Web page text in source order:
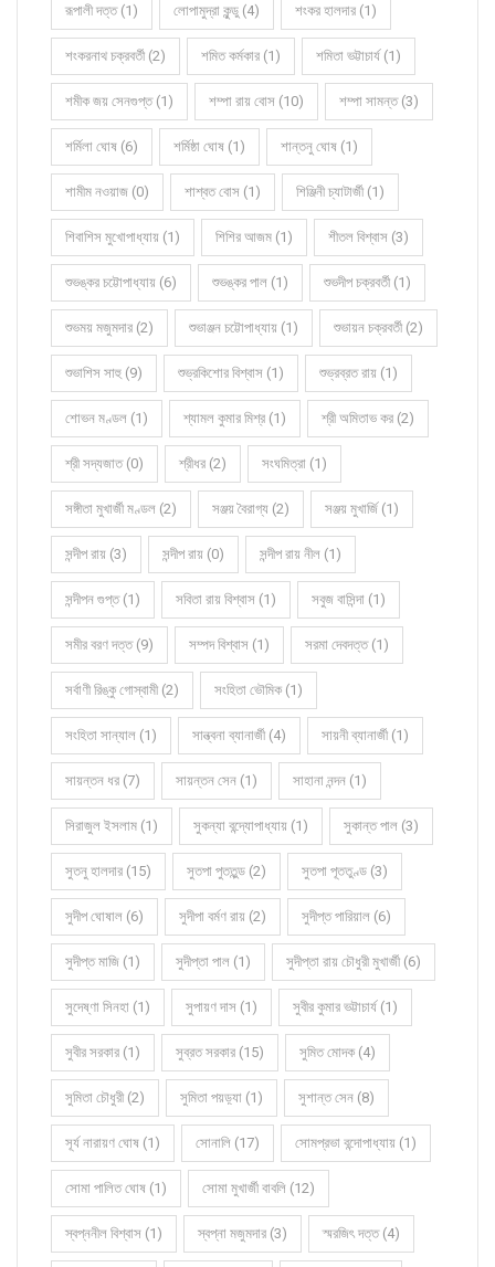
রূপালী দত্ত (1) লোপামুদ্রা কুন্ডু (4) শংকর হালদার (1)
শংকরনাথ চক্রবর্তী (2) শমিত কর্মকার (1) শমিতা ভট্টাচার্য (1)
শমীক জয় সেনগুপ্ত (1) শম্পা রায় বোস (10) শম্পা সামন্ত (3)
শর্মিলা ঘোষ (6) শর্মিষ্ঠা ঘোষ (1) শান্তনু ঘোষ (1)
শামীম নওয়াজ (0) শাশ্বত বোস (1) শিঞ্জিনী চ্যাটার্জী (1)
শিবাশিস মুখোপাধ্যায় (1) শিশির আজম (1) শীতল বিশ্বাস (3)
শুভঙ্কর চট্টোপাধ্যায় (6) শুভঙ্কর পাল (1) শুভদীপ চক্রবর্তী (1)
শুভময় মজুমদার (2) শুভাঞ্জন চট্টোপাধ্যায় (1) শুভায়ন চক্রবর্তী (2)
শুভাশিস সাহু (9) শুভ্রকিশোর বিশ্বাস (1) শুভ্রব্রত রায় (1)
শোভন মণ্ডল (1) শ্যামল কুমার মিশ্র (1) শ্রী অমিতাভ কর (2)
শ্রী সদ্যজাত (0) শ্রীধর (2) সংঘমিত্রা (1)
সঙ্গীতা মুখার্জী মণ্ডল (2) সঞ্জয় বৈরাগ্য (2) সঞ্জয় মুখার্জি (1)
সন্দীপ রায় (3) সন্দীপ রায় (0) সন্দীপ রায় নীল (1)
সন্দীপন গুপ্ত (1) সবিতা রায় বিশ্বাস (1) সবুজ বাসিন্দা (1)
সমীর বরণ দত্ত (9) সম্পদ বিশ্বাস (1) সরমা দেবদত্ত (1)
সর্বাণী রিঙ্কু গোস্বামী (2) সংহিতা ভৌমিক (1)
সংহিতা সান্যাল (1) সান্ত্বনা ব্যানার্জী (4) সায়নী ব্যানার্জী (1)
সায়ন্তন ধর (7) সায়ন্তন সেন (1) সাহানা নন্দন (1)
সিরাজুল ইসলাম (1) সুকন্যা বন্দ্যোপাধ্যায় (1) সুকান্ত পাল (3)
সুতনু হালদার (15) সুতপা পুততুন্ড (2) সুতপা পূততুণ্ড (3)
সুদীপ ঘোষাল (6) সুদীপা বর্মণ রায় (2) সুদীপ্ত পারিয়াল (6)
সুদীপ্ত মাজি (1) সুদীপ্তা পাল (1) সুদীপ্তা রায় চৌধুরী মুখার্জী (6)
সুদেষ্ণা সিনহা (1) সুপায়ণ দাস (1) সুবীর কুমার ভট্টাচার্য (1)
সুবীর সরকার (1) সুব্রত সরকার (15) সুমিত মোদক (4)
সুমিতা চৌধুরী (2) সুমিতা পয়ড়্যা (1) সুশান্ত সেন (8)
সূর্য নারায়ণ ঘোষ (1) সোনালি (17) সোমপ্রভা বন্দোপাধ্যায় (1)
সোমা পালিত ঘোষ (1) সোমা মুখার্জী বাবলি (12)
স্বপ্ননীল বিশ্বাস (1) স্বপ্না মজুমদার (3) স্মরজিৎ দত্ত (4)